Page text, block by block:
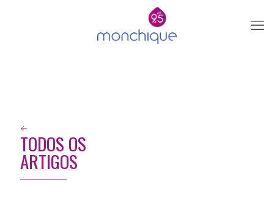
←
TODOS OS
ARTIGOS